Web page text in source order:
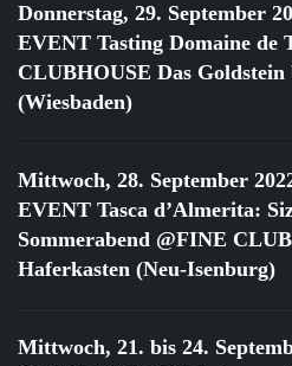
Donnerstag, 29. September
EVENT Tasting Domaine de
CLUBHOUSE Das
(Wiesbaden)
Mittwoch, 28. September
EVENT Tasca d’Almerita:
Sommerabend @FINE
Haferkasten (Neu-Isenburg)
Mittwoch, 21. bis 24.